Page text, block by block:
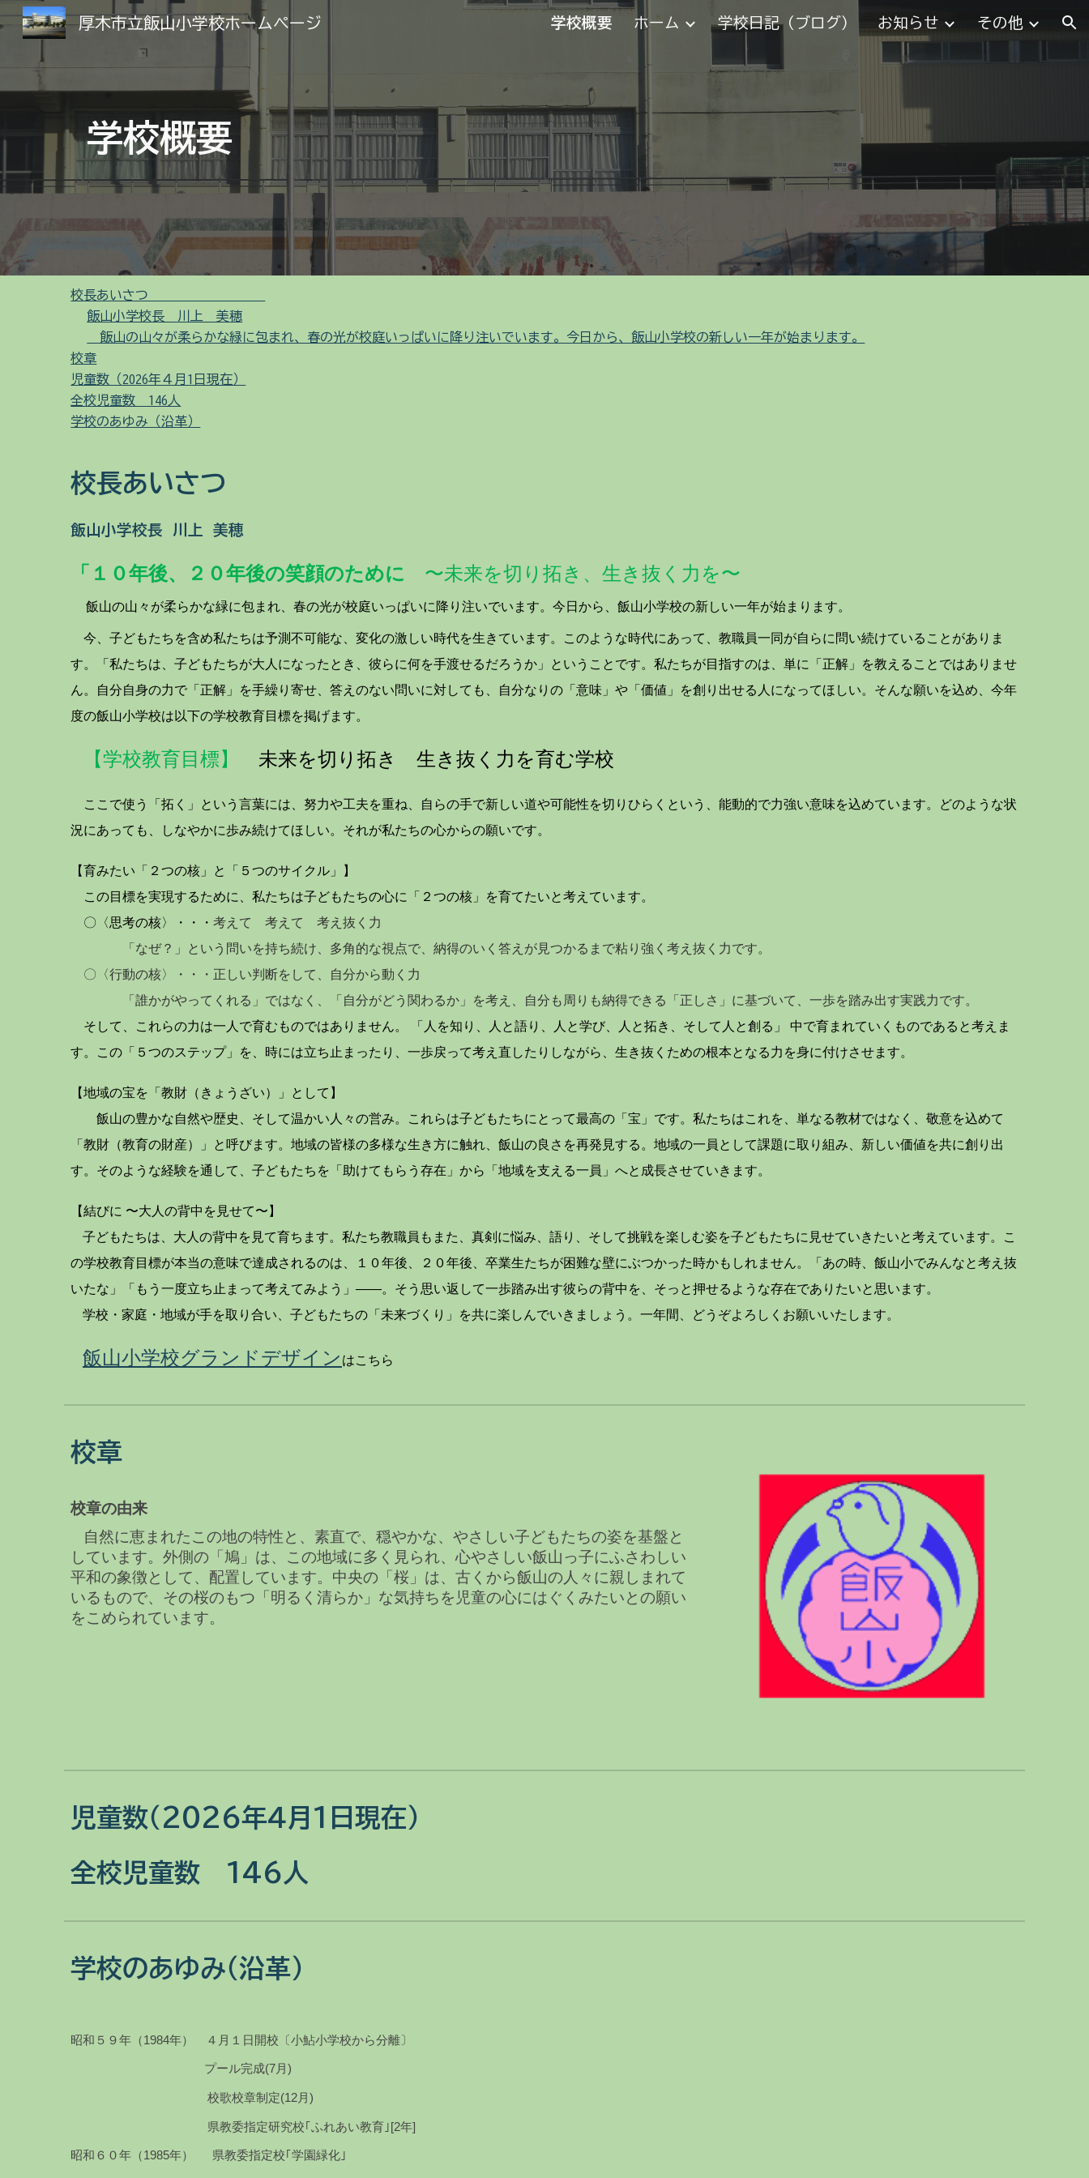
Skip to navigation
厚木市立飯山小学校ホームページ 学校概要 ホーム 学校日記（ブログ） お知らせ その他
学校概要
校長あいさつ
飯山小学校長 川上 美穂
飯山の山々が柔らかな緑に包まれ、春の光が校庭いっぱいに降り注いでいます。今日から、飯山小学校の新しい一年が始まります。
校章
児童数（2026年４月1日現在）
全校児童数 146人
学校のあゆみ（沿革）
校長あいさつ
飯山小学校長 川上 美穂
「１０年後、２０年後の笑顔のために 〜未来を切り拓き、生き抜く力を〜
飯山の山々が柔らかな緑に包まれ、春の光が校庭いっぱいに降り注いでいます。今日から、飯山小学校の新しい一年が始まります。
今、子どもたちを含め私たちは予測不可能な、変化の激しい時代を生きています。このような時代にあって、教職員一同が自らに問い続けていることがありま
す。「私たちは、子どもたちが大人になったとき、彼らに何を手渡せるだろうか」ということです。私たちが目指すのは、単に「正解」を教えることではありませ
ん。自分自身の力で「正解」を手繰り寄せ、答えのない問いに対しても、自分なりの「意味」や「価値」を創り出せる人になってほしい。そんな願いを込め、今年
度の飯山小学校は以下の学校教育目標を掲げます。
【学校教育目標】 未来を切り拓き 生き抜く力を育む学校
ここで使う「拓く」という言葉には、努力や工夫を重ね、自らの手で新しい道や可能性を切りひらくという、能動的で力強い意味を込めています。どのような状
況にあっても、しなやかに歩み続けてほしい。それが私たちの心からの願いです。
【育みたい「２つの核」と「５つのサイクル」】
この目標を実現するために、私たちは子どもたちの心に「２つの核」を育てたいと考えています。
〇〈思考の核〉・・・考えて 考えて 考え抜く力
「なぜ？」という問いを持ち続け、多角的な視点で、納得のいく答えが見つかるまで粘り強く考え抜く力です。
〇〈行動の核〉・・・正しい判断をして、自分から動く力
「誰かがやってくれる」ではなく、「自分がどう関わるか」を考え、自分も周りも納得できる「正しさ」に基づいて、一歩を踏み出す実践力です。
そして、これらの力は一人で育むものではありません。 「人を知り、人と語り、人と学び、人と拓き、そして人と創る」 中で育まれていくものであると考えま
す。この「５つのステップ」を、時には立ち止まったり、一歩戻って考え直したりしながら、生き抜くための根本となる力を身に付けさせます。
【地域の宝を「教財（きょうざい）」として】
飯山の豊かな自然や歴史、そして温かい人々の営み。これらは子どもたちにとって最高の「宝」です。私たちはこれを、単なる教材ではなく、敬意を込めて
「教財（教育の財産）」と呼びます。地域の皆様の多様な生き方に触れ、飯山の良さを再発見する。地域の一員として課題に取り組み、新しい価値を共に創り出
す。そのような経験を通して、子どもたちを「助けてもらう存在」から「地域を支える一員」へと成長させていきます。
【結びに 〜大人の背中を見せて〜】
子どもたちは、大人の背中を見て育ちます。私たち教職員もまた、真剣に悩み、語り、そして挑戦を楽しむ姿を子どもたちに見せていきたいと考えています。こ
の学校教育目標が本当の意味で達成されるのは、１０年後、２０年後、卒業生たちが困難な壁にぶつかった時かもしれません。「あの時、飯山小でみんなと考え抜
いたな」「もう一度立ち止まって考えてみよう」――。そう思い返して一歩踏み出す彼らの背中を、そっと押せるような存在でありたいと思います。
学校・家庭・地域が手を取り合い、子どもたちの「未来づくり」を共に楽しんでいきましょう。一年間、どうぞよろしくお願いいたします。
飯山小学校グランドデザイン はこちら
校章
校章の由来
自然に恵まれたこの地の特性と、素直で、穏やかな、やさしい子どもたちの姿を基盤と
しています。外側の「鳩」は、この地域に多く見られ、心やさしい飯山っ子にふさわしい
平和の象徴として、配置しています。中央の「桜」は、古くから飯山の人々に親しまれて
いるもので、その桜のもつ「明るく清らか」な気持ちを児童の心にはぐくみたいとの願い
をこめられています。
児童数（2026年４月 1 日現在）
全校児童数 146人
学校のあゆみ（沿革）
昭和５９年（1984年） ４月１日開校〔小鮎小学校から分離〕
プール完成(7月)
校歌校章制定(12月)
県教委指定研究校｢ふれあい教育｣[2年]
昭和６０年（1985年） 県教委指定校｢学園緑化｣